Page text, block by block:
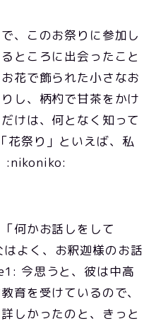
、このお祭りに参加し
ところに出会ったこと
花で飾られた小さなお
し、柄杓で甘茶をかけ
けは、何となく知って
花祭り」といえば、私
:nikoniko:
何かお話しをして
よく、お釈迦様のお話
今思うと、彼は中高
育を受けているので、
しかったのと、きっと